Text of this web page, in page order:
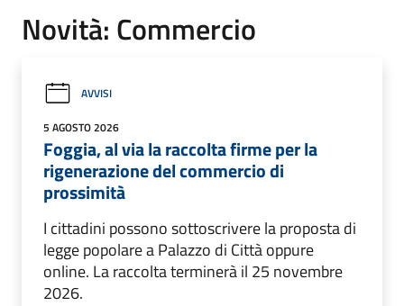
Novità: Commercio
AVVISI
5 AGOSTO 2026
Foggia, al via la raccolta firme per la
rigenerazione del commercio di
prossimità
I cittadini possono sottoscrivere la proposta di
legge popolare a Palazzo di Città oppure
online. La raccolta terminerà il 25 novembre
2026.